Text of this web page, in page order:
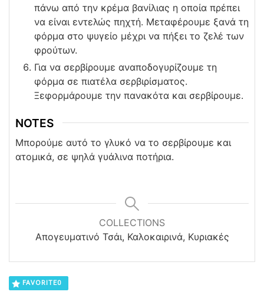
πάνω από την κρέμα βανίλιας η οποία πρέπει
να είναι εντελώς πηχτή. Μεταφέρουμε ξανά τη
φόρμα στο ψυγείο μέχρι να πήξει το ζελέ των
φρούτων.
Για να σερβίρουμε αναποδογυρίζουμε τη
φόρμα σε πιατέλα σερβιρίσματος.
Ξεφορμάρουμε την πανακότα και σερβίρουμε.
NOTES
Μπορούμε αυτό το γλυκό να το σερβίρουμε και
ατομικά, σε ψηλά γυάλινα ποτήρια.
COLLECTIONS
Απογευματινό Τσάι, Καλοκαιρινά, Κυριακές
FAVORITE0